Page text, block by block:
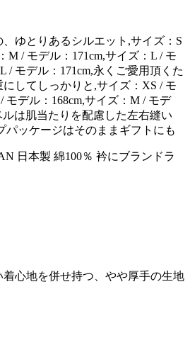
ゆとりあるシルエット,サイズ：S
M / モデル：171cm,サイズ：L / モ
/ モデル：171cm,永くご愛用頂くた
してしっかりと,サイズ：XS / モ
モデル：168cm,サイズ：M / モデ
ルは肌当たりを配慮した左右縫い
パッケージはそのままギフトにも
日本製 綿100％ 衿にブランドラ
心地を併せ持つ、やや厚手の生地